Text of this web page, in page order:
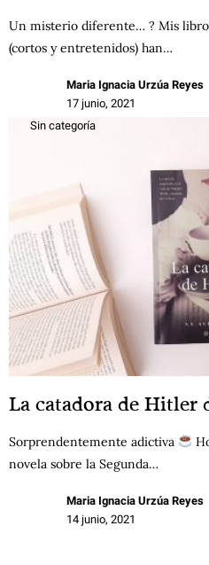
Un misterio diferente… ? Mis
(cortos y entretenidos) han…
Maria Ignacia Urzúa Reyes
17 junio, 2021
Sin categoría
La catadora de Hitler
Sorprendentemente adictiva
novela sobre la Segunda…
Maria Ignacia Urzúa Reyes
14 junio, 2021